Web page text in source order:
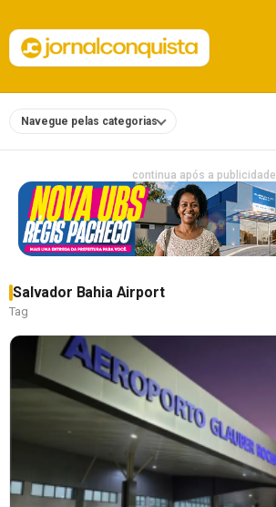
Navegue pelas categorias
continua após a publicidade
Salvador Bahia Airport
Tag